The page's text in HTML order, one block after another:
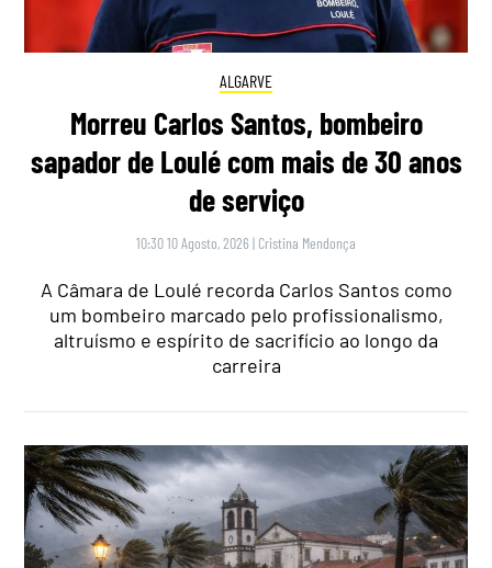
ALGARVE
Morreu Carlos Santos, bombeiro
sapador de Loulé com mais de 30 anos
de serviço
10:30 10 Agosto, 2026 | Cristina Mendonça
A Câmara de Loulé recorda Carlos Santos como
um bombeiro marcado pelo profissionalismo,
altruísmo e espírito de sacrifício ao longo da
carreira